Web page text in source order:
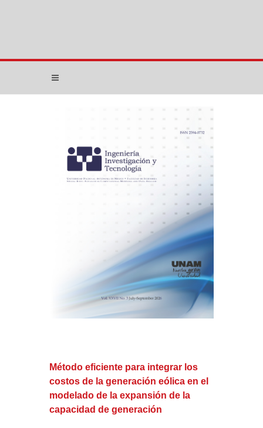
Método eficiente para integrar los
costos de la generación eólica en el
modelado de la expansión de la
capacidad de generación